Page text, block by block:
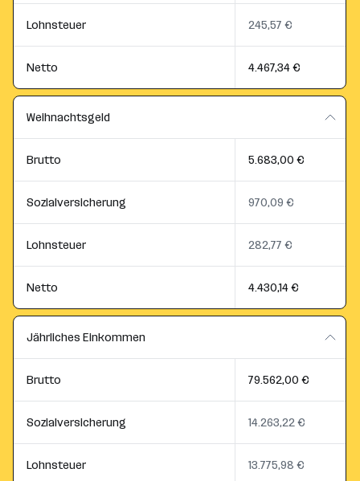
Lohnsteuer 245,57 €
Netto 4.467,34 €
Weihnachtsgeld
Brutto 5.683,00 €
Sozialversicherung 970,09 €
Lohnsteuer 282,77 €
Netto 4.430,14 €
Jährliches Einkommen
Brutto 79.562,00 €
Sozialversicherung 14.263,22 €
Lohnsteuer 13.775,98 €